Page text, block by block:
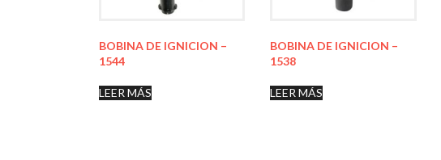
BOBINA DE IGNICION –
1544
LEER MÁS
BOBINA DE IGNICION –
1538
LEER MÁS